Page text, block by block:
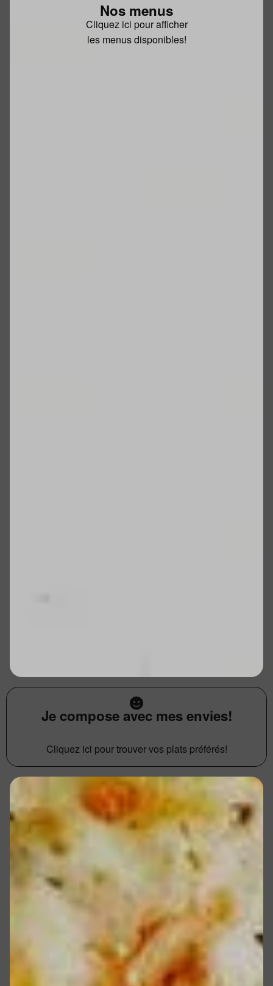
Nos menus
Cliquez ici pour afficher
les menus disponibles!
Je compose avec mes envies!
Cliquez ici pour trouver vos plats préférés!